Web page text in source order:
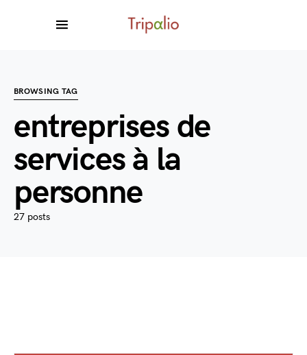
BROWSING TAG
entreprises de
services à la
personne
27 posts